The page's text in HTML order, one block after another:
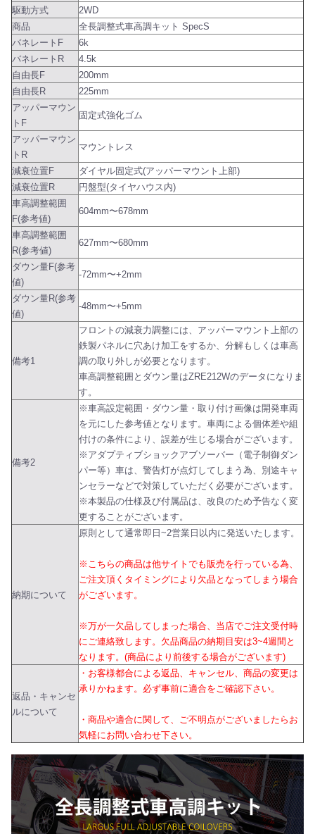
駆動方式
2WD
商品
全長調整式車高調キット SpecS
バネレートF
6k
バネレートR
4.5k
自由長F
200mm
自由長R
225mm
アッパーマウン
トF
固定式強化ゴム
アッパーマウン
トR
マウントレス
減衰位置F
ダイヤル固定式(アッパーマウント上部)
減衰位置R
円盤型(タイヤハウス内)
車高調整範囲
F(参考値)
604mm〜678mm
車高調整範囲
R(参考値)
627mm〜680mm
ダウン量F(参考
値)
-72mm〜+2mm
ダウン量R(参考
値)
-48mm〜+5mm
備考1
フロントの減衰力調整には、アッパーマウント上部の
鉄製パネルに穴あけ加工をするか、分解もしくは車高
調の取り外しが必要となります。
車高調整範囲とダウン量はZRE212Wのデータになりま
す。
備考2
※車高設定範囲・ダウン量・取り付け画像は開発車両
を元にした参考値となります。車両による個体差や組
付けの条件により、誤差が生じる場合がございます。
※アダプティブショックアブソーバー（電子制御ダン
パー等）車は、警告灯が点灯してしまう為、別途キャ
ンセラーなどで対策していただく必要がございます。
※本製品の仕様及び付属品は、改良のため予告なく変
更することがございます。
納期について
原則として通常即日~2営業日以内に発送いたします。
※こちらの商品は他サイトでも販売を行っている為、
ご注文頂くタイミングにより欠品となってしまう場合
がございます。
※万が一欠品してしまった場合、当店でご注文受付時
にご連絡致します。欠品商品の納期目安は3~4週間と
なります。(商品により前後する場合がございます)
返品・キャンセ
ルについて
・お客様都合による返品、キャンセル、商品の変更は
承りかねます。必ず事前に適合をご確認下さい。
・商品や適合に関して、ご不明点がございましたらお
気軽にお問い合わせ下さい。